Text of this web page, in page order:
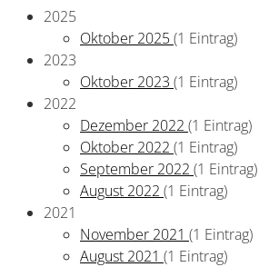
2025
Oktober 2025(1 Eintrag)
2023
Oktober 2023 (1 Eintrag)
2022
Dezember 2022 (1 Eintrag)
Oktober 2022 (1 Eintrag)
September 2022 (1 Eintrag)
August 2022 (1 Eintrag)
2021
November 2021 (1 Eintrag)
August 2021 (1 Eintrag)